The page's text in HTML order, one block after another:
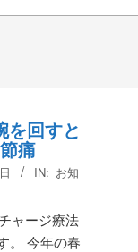
を回すと
痛
IN: お知
ャージ療法
。 今年の春